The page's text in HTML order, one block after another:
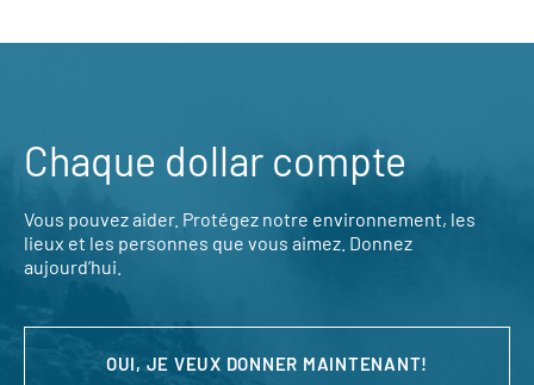
Chaque dollar compte
Vous pouvez aider. Protégez notre environnement, les
lieux et les personnes que vous aimez. Donnez
aujourd’hui.
OUI, JE VEUX DONNER MAINTENANT!